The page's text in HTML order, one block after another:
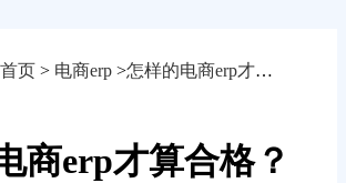
首页 > 电商erp >怎样的电商erp才算合格？
商erp才算合格？